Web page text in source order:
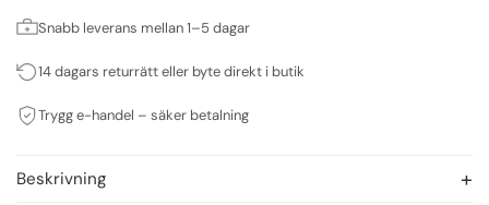
Snabb leverans mellan 1–5 dagar
14 dagars returrätt eller byte direkt i butik
Trygg e-handel – säker betalning
Beskrivning